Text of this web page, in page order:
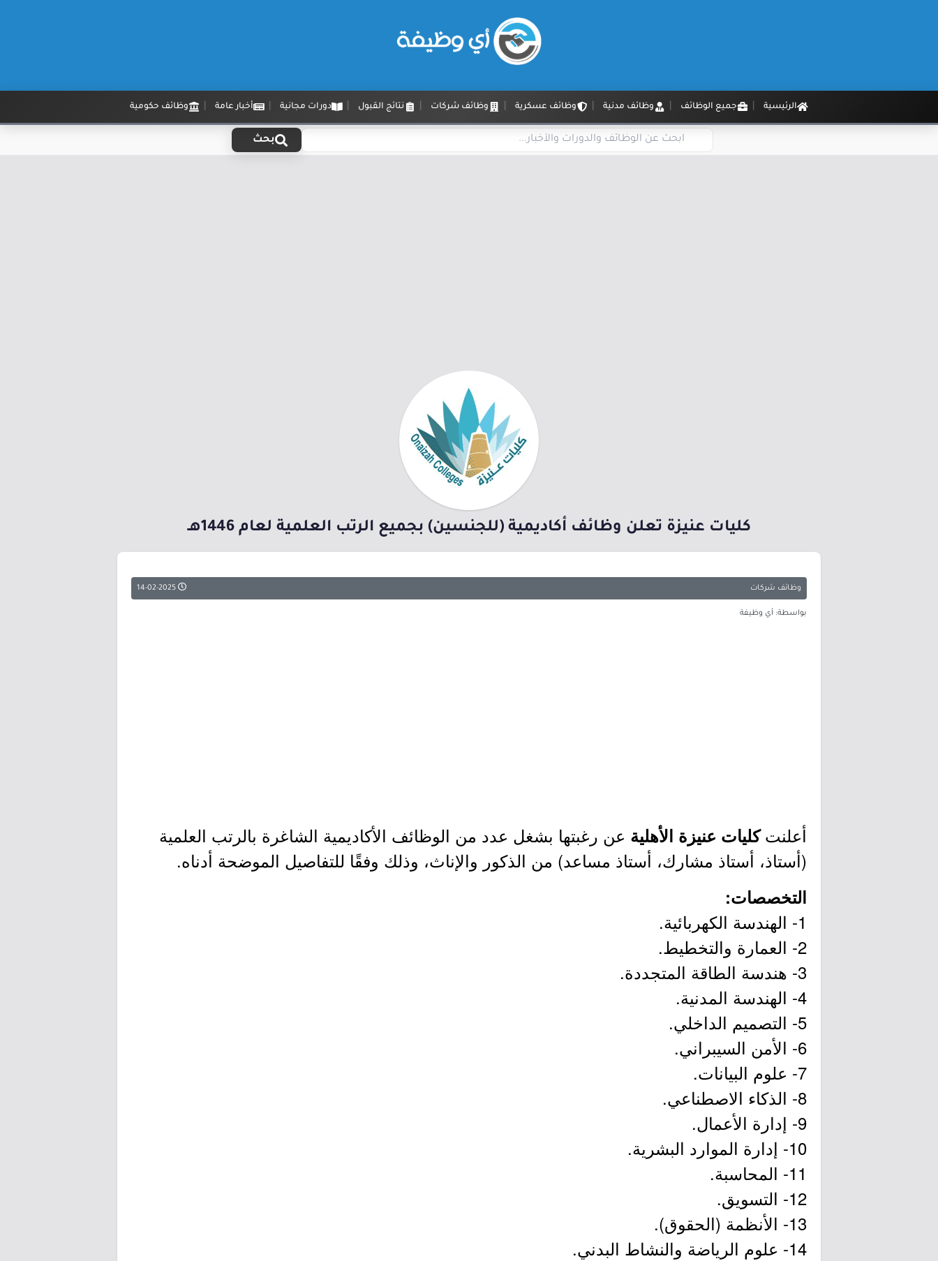
الرئيسية جميع الوظائف وظائف مدنية وظائف عسكرية وظائف شركات نتائج القبول دورات مجانية أخبار عامة وظائف حكومية
بحث
كليات عنيزة تعلن وظائف أكاديمية (للجنسين) بجميع الرتب العلمية لعام 1446هـ
وظائف شركات
بواسطة: أي وظيفة
أعلنتكليات عنيزة الأهلية عن رغبتها بشغل عدد من الوظائف الأكاديمية الشاغرة بالرتب العلمية
(أستاذ، أستاذ مشارك، أستاذ مساعد) من الذكور والإناث، وذلك وفقًا للتفاصيل الموضحة أدناه.
التخصصات:
1- الهندسة الكهربائية.
2- العمارة والتخطيط.
3- هندسة الطاقة المتجددة.
4- الهندسة المدنية.
5- التصميم الداخلي.
6- الأمن السيبراني.
7- علوم البيانات.
8- الذكاء الاصطناعي.
9- إدارة الأعمال.
10- إدارة الموارد البشرية.
11- المحاسبة.
12- التسويق.
13- الأنظمة (الحقوق).
14- علوم الرياضة والنشاط البدني.